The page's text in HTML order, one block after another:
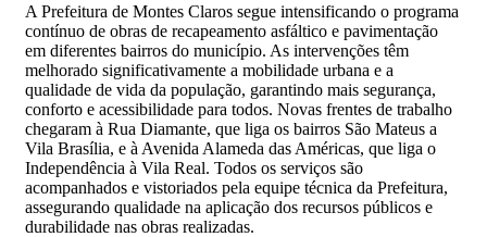
A Prefeitura de Montes Claros segue intensificando o programa
contínuo de obras de recapeamento asfáltico e pavimentação
em diferentes bairros do município. As intervenções têm
melhorado significativamente a mobilidade urbana e a
qualidade de vida da população, garantindo mais segurança,
conforto e acessibilidade para todos. Novas frentes de trabalho
chegaram à Rua Diamante, que liga os bairros São Mateus a
Vila Brasília, e à Avenida Alameda das Américas, que liga o
Independência à Vila Real. Todos os serviços são
acompanhados e vistoriados pela equipe técnica da Prefeitura,
assegurando qualidade na aplicação dos recursos públicos e
durabilidade nas obras realizadas.